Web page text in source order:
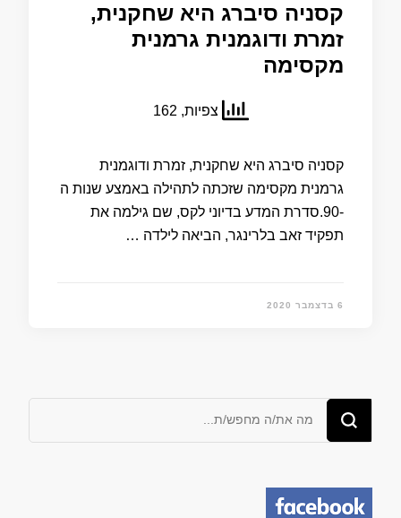
קסניה סיברג היא שחקנית,
זמרת ודוגמנית גרמנית
מקסימה
צפיות, 162
קסניה סיברג היא שחקנית, זמרת ודוגמנית
גרמנית מקסימה שזכתה לתהילה באמצע שנות ה
-90.סדרת המדע בדיוני לקס, שם גילמה את
תפקיד זאב בלרינגר, הביאה לילדה …
6 בדצמבר 2020
מחפש/ת
משהו?